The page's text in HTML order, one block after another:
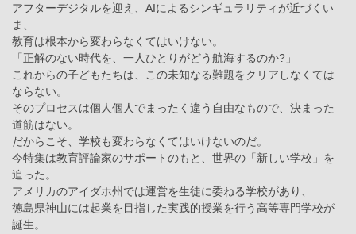
アフターデジタルを迎え、AIによるシンギュラリティが近づくい
ま、
教育は根本から変わらなくてはいけない。
「正解のない時代を、一人ひとりがどう航海するのか?」
これからの子どもたちは、この未知なる難題をクリアしなくては
ならない。
そのプロセスは個人個人でまったく違う自由なもので、決まった
道筋はない。
だからこそ、学校も変わらなくてはいけないのだ。
今特集は教育評論家のサポートのもと、世界の「新しい学校」を
追った。
アメリカのアイダホ州では運営を生徒に委ねる学校があり、
徳島県神山には起業を目指した実践的授業を行う高等専門学校が
誕生。